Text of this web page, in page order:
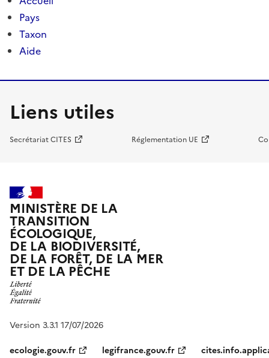
Pays
Taxon
Aide
Liens utiles
Secrétariat CITES Réglementation UE
MINISTÈRE DE LA
TRANSITION
ÉCOLOGIQUE,
DE LA BIODIVERSITÉ,
DE LA FORÊT, DE LA MER
ET DE LA PÊCHE
Version 3.3.1 17/07/2026
ecologie.gouv.fr
legifrance.gouv.fr